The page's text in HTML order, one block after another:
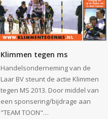
Klimmen tegen ms
Handelsonderneming van de
Laar BV steunt de actie Klimmen
tegen MS 2013. Door middel van
een sponsering/bijdrage aan
"TEAM TOON"…